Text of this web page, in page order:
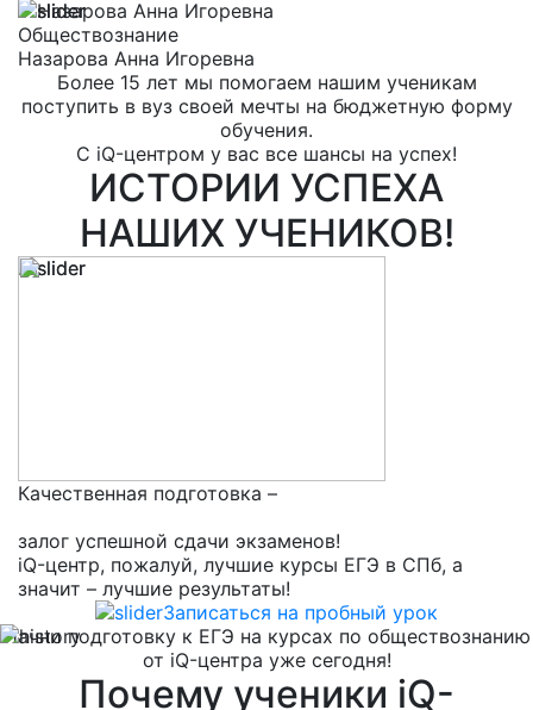
Обществознание
Назарова Анна Игоревна
Более 15 лет мы помогаем нашим ученикам
поступить в вуз своей мечты на бюджетную форму
обучения.
С iQ-центром у вас все шансы на успех!
ИСТОРИИ УСПЕХА
НАШИХ УЧЕНИКОВ!
Качественная подготовка –
залог успешной сдачи экзаменов!
iQ-центр, пожалуй, лучшие курсы ЕГЭ в СПб, а
значит – лучшие результаты!
Записаться на пробный урок
Начни подготовку к ЕГЭ на курсах по обществознанию
от iQ-центра уже сегодня!
Почему ученики iQ-